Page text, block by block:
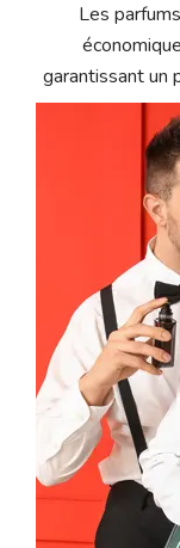
Les
garantissant un